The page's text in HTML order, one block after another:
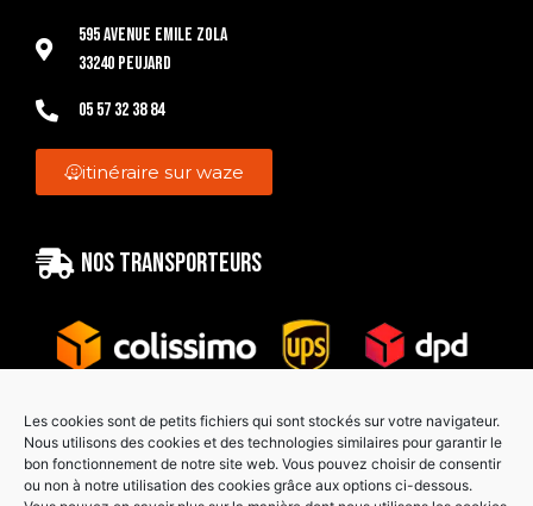
Les cookies sont de petits fichiers qui sont stockés sur votre navigateur.
Nous utilisons des cookies et des technologies similaires pour garantir le
bon fonctionnement de notre site web. Vous pouvez choisir de consentir
ou non à notre utilisation des cookies grâce aux options ci-dessous.
595 Avenue Emile Zola
33240 Peujard
05 57 32 38 84
itinéraire sur waze
Nos transporteurs
Paiement sécurisé